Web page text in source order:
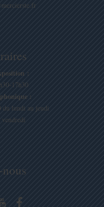
:
17h30
:
du lundi au jeudi